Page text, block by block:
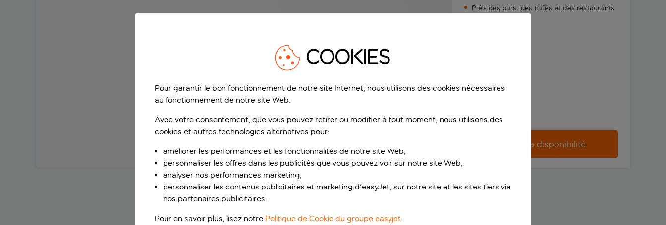
Près des bars, des cafés et des restaurants
Vérifier la disponibilité
COOKIES
Pour garantir le bon fonctionnement de notre site Internet, nous utilisons des cookies nécessaires
au fonctionnement de notre site Web.
Avec votre consentement, que vous pouvez retirer ou modifier à tout moment, nous utilisons des
cookies et autres technologies alternatives pour:
améliorer les performances et les fonctionnalités de notre site Web;
personnaliser les offres dans les publicités que vous pouvez voir sur notre site Web;
analyser nos performances marketing;
personnaliser les contenus publicitaires et marketing d'easyJet, sur notre site et les sites tiers via
nos partenaires publicitaires.
Pour en savoir plus, lisez notre Politique de Cookie du groupe easyjet